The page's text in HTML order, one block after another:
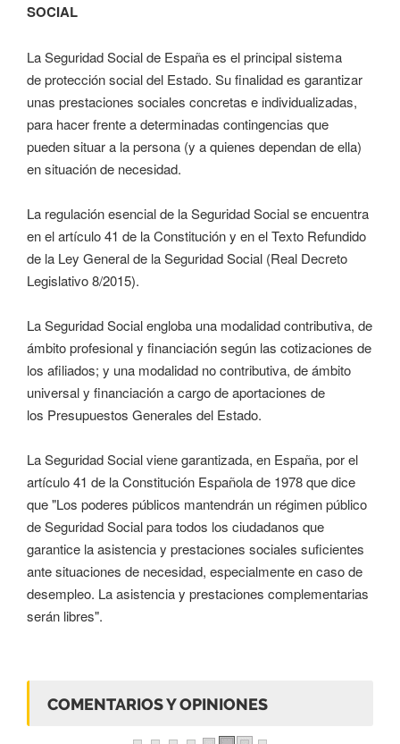
SOCIAL
La Seguridad Social de España es el principal sistema
de protección social del Estado. Su finalidad es garantizar
unas prestaciones sociales concretas e individualizadas,
para hacer frente a determinadas contingencias que
pueden situar a la persona (y a quienes dependan de ella)
en situación de necesidad.
La regulación esencial de la Seguridad Social se encuentra
en el artículo 41 de la Constitución y en el Texto Refundido
de la Ley General de la Seguridad Social (Real Decreto
Legislativo 8/2015).
La Seguridad Social engloba una modalidad contributiva, de
ámbito profesional y financiación según las cotizaciones de
los afiliados; y una modalidad no contributiva, de ámbito
universal y financiación a cargo de aportaciones de
los Presupuestos Generales del Estado.
La Seguridad Social viene garantizada, en España, por el
artículo 41 de la Constitución Española de 1978 que dice
que "Los poderes públicos mantendrán un régimen público
de Seguridad Social para todos los ciudadanos que
garantice la asistencia y prestaciones sociales suficientes
ante situaciones de necesidad, especialmente en caso de
desempleo. La asistencia y prestaciones complementarias
serán libres".
COMENTARIOS Y OPINIONES